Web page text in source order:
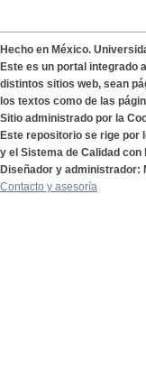
Hecho en México.
Este es un portal integrado
distintos sitios web, sean
los textos como de las
Sitio administrado por la
Este repositorio se rige
y el Sistema de Calidad
Diseñador y administrador:
Contacto y asesoría